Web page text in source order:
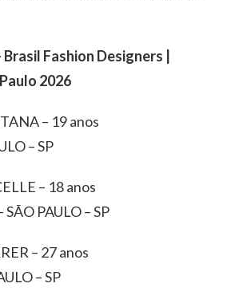
Fashion Designers |
2026
– 19 anos
– SP
– 18 anos
SÃO PAULO – SP
– 27 anos
– SP